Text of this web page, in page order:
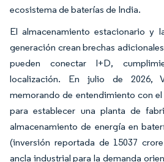
ecosistema de baterías de India.
El almacenamiento estacionario y
generación crean brechas
pueden conectar I+D,
localización. En julio de 2026,
memorando de entendimiento con
para establecer una planta de
almacenamiento de energía en
(inversión reportada de 15037
ancla industrial para la demanda